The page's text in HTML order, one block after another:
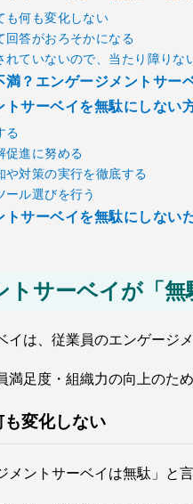
も何も変化しない
回答がおろそかになる
れていないので、当たり障りな
満？エンゲージメントサー
トサーベイを無駄にしない
る
促進に努める
や対策の実行を徹底する
ール選びを行う
トサーベイを無駄にしない
トサーベイが「
イは、従業員のエンゲージ
満足度・組織力の向上のた
変化しない
メントサーベイは無駄」と